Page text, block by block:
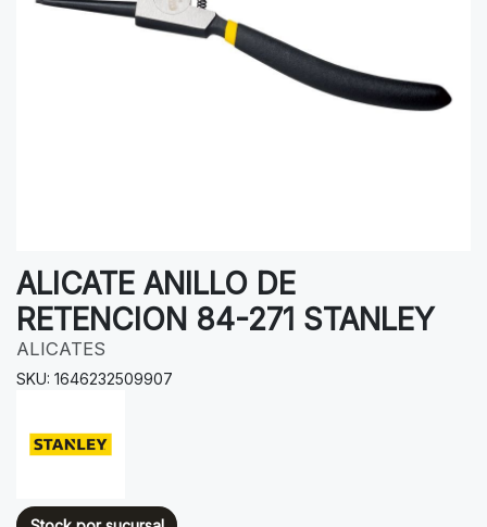
ALICATE ANILLO DE
RETENCION 84-271 STANLEY
ALICATES
SKU: 1646232509907